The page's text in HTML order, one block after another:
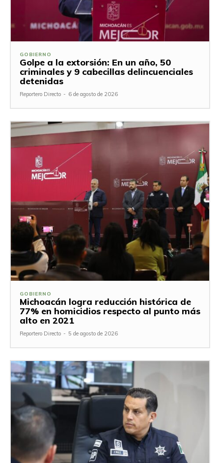
GOBIERNO
Golpe a la extorsión: En un año, 50
criminales y 9 cabecillas delincuenciales
detenidas
Reportero Directo - 6 de agosto de 2026
GOBIERNO
Michoacán logra reducción histórica de
77% en homicidios respecto al punto más
alto en 2021
Reportero Directo - 5 de agosto de 2026